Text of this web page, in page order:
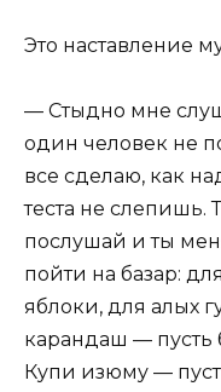
Это наставление
— Стыдно мне
один человек не
все сделаю, как
теста не слепишь.
послушай и ты
пойти на базар:
яблоки, для алых
карандаш — пусть
Купи изюму —